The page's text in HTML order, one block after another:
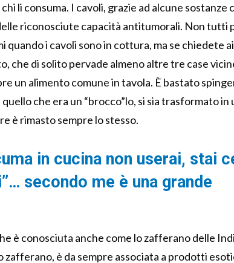
li consuma. I cavoli, grazie ad alcune sostanze
riconosciute capacità antitumorali. Non tutti
quando i cavoli sono in cottura, ma se chiedete
che di solito pervade almeno altre tre case
un alimento comune in tavola. È bastato
che era un “brocco”lo, si sia trasformato in
è rimasto sempre lo stesso.
in cucina non userai, stai
secondo me è una grande
è conosciuta anche come lo zafferano delle
zafferano, è da sempre associata a prodotti